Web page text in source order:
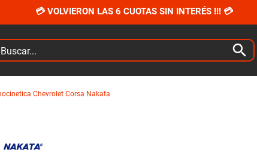
💳 VOLVIERON LAS 6 CUOTAS SIN INTERÉS !!! 💳
Chevrolet Corsa Nakata